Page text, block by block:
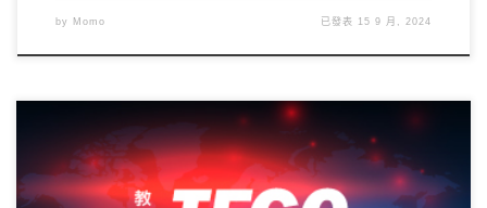
by Momo 已發表 15 9 月, 2024